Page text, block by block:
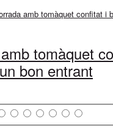
tomàquet
bon entrant